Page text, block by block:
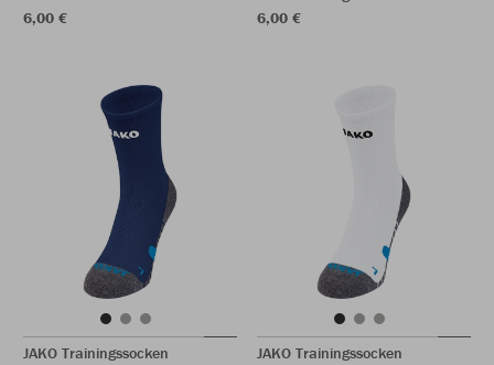
6,00 €
6,00 €
JAKO Trainingssocken JAKO Trainingssocken